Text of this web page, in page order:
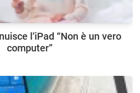
l’iPad “Non è un vero
computer”